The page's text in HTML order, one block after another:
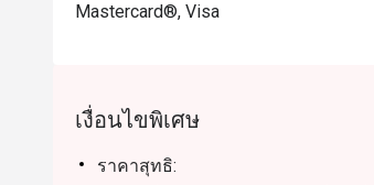
Mastercard®, Visa
เงื่อนไขพิเศษ
ราคาสุทธิ: